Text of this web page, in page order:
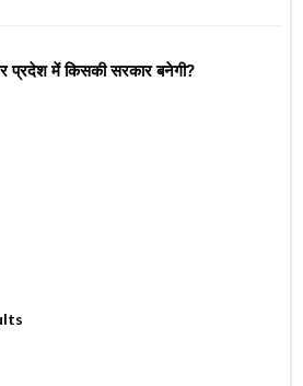
में किसकी सरकार बनेगी?